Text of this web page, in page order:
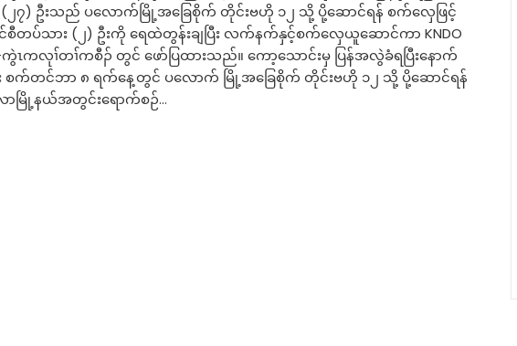
(၂၇) ဦးသည် ပလောက်မြို့အခြေစိုက် တိုင်းဗဟို ၁၂ သို့ ပို့ဆောင်ရန် စက်လှေဖြင့်
တပ်သား (၂) ဦးကို ရေထဲတွန်းချပြီး လက်နက်နှင့်စက်လှေယူဆောင်ကာ KNDO
-ကွဲၤကလုၢ်တၢ်ကစီၣ် တွင် ဖော်ပြထားသည်။ ကော့သောင်းမှ ပြန်အလွဲခံရပြီးနောက်
ြီး စက်တင်ဘာ ၈ ရက်နေ့တွင် ပလောက် မြို့အခြေစိုက် တိုင်းဗဟို ၁၂ သို့ ပို့ဆောင်ရန်
ောမြို့နယ်အတွင်းရောက်စဉ်…